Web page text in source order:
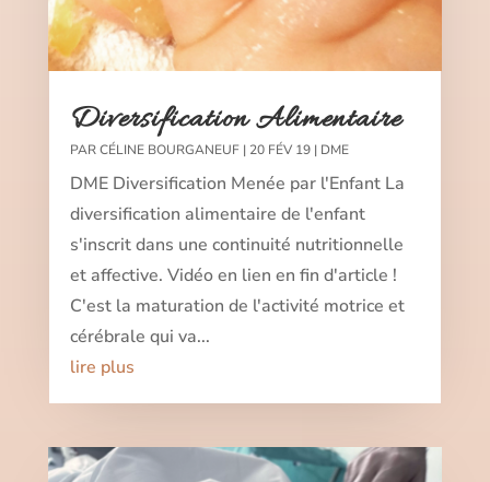
Diversification Alimentaire
PARCÉLINE BOURGANEUF | 20 FÉV 19| DME
DME Diversification Menée par l'Enfant La
diversification alimentaire de l'enfant
s'inscrit dans une continuité nutritionnelle
et affective. Vidéo en lien en fin d'article !
C'est la maturation de l'activité motrice et
cérébrale qui va...
lire plus